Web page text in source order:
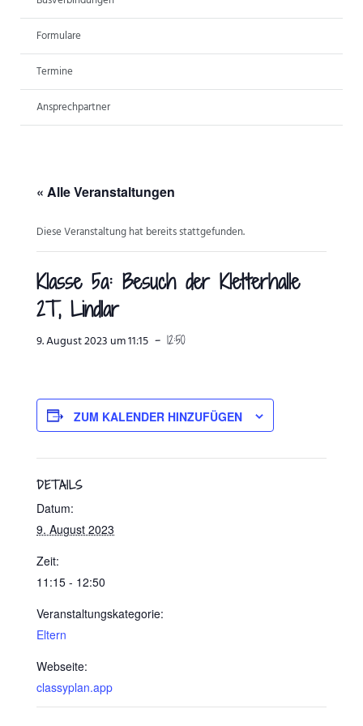
ANSPRECHPARTNER
Formulare
Termine
Ansprechpartner
« Alle Veranstaltungen
Diese Veranstaltung hat bereits stattgefunden.
Klasse 5a: Besuch der Kletterhalle
2T, Lindlar
9. August 2023 um 11:15 - 12:50
ZUM KALENDER HINZUFÜGEN
DETAILS
Datum:
9. August 2023
Zeit:
11:15 - 12:50
Veranstaltungskategorie:
Eltern
Webseite:
classyplan.app